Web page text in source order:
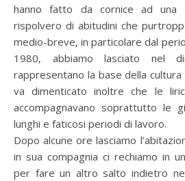
hanno fatto da cornice ad una
rispolvero di abitudini che
medio-breve, in particolare dal
1980, abbiamo lasciato nel
rappresentano la base della
va dimenticato inoltre che le
accompagnavano soprattutto le
lunghi e faticosi periodi di lavoro.
Dopo alcune ore lasciamo
in sua compagnia ci rechiamo in
per fare un altro salto indietro